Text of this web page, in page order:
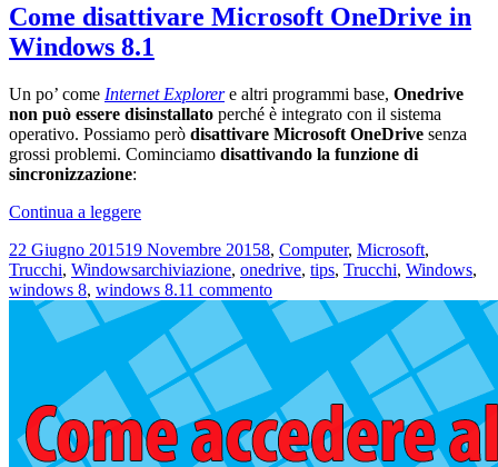
Come disattivare Microsoft OneDrive in
Windows 8.1
Un po’ come Internet Explorere altri programmi base, Onedrive
non può essere disinstallato perché è integrato con il sistema
operativo. Possiamo però disattivare Microsoft OneDrive senza
grossi problemi. Cominciamo disattivando la funzione di
sincronizzazione:
Continua a leggereCome
Microsoft
OneDrive
in
Windows
Scritto
il
22 Giugno 201519 Novembre 2015Categorie
8, Computer, Microsoft,
Trucchi, WindowsTag
archiviazione, onedrive, tips, Trucchi, Windows,
windows 8, windows 8.11 commentosu
Come
disattivare
Microsoft
OneDrive
in
Windows
8.1